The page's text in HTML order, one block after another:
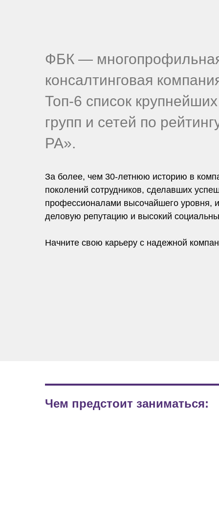
ФБК —
консалтинговая
Топ-6 список
групп и сетей по
РА».
За более, чем 30-летнюю историю в
поколений сотрудников, сделавших
профессионалами высочайшего
деловую репутацию и высокий
Начните свою карьеру с надежной
Чем предстоит заниматься: